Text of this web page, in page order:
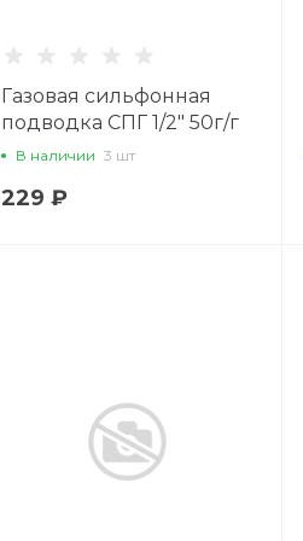
Газовая сильфонная
подводка СПГ 1/2" 50г/г
MQAN50
В наличии 3 шт
229 ₽